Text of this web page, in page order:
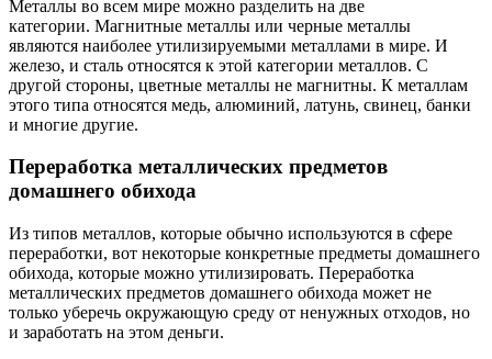
Металлы во всем мире можно разделить на две
категории. Магнитные металлы или черные металлы
являются наиболее утилизируемыми металлами в мире. И
железо, и сталь относятся к этой категории металлов. С
другой стороны, цветные металлы не магнитны. К металлам
этого типа относятся медь, алюминий, латунь, свинец, банки
и многие другие.
Переработка металлических предметов
домашнего обихода
Из типов металлов, которые обычно используются в сфере
переработки, вот некоторые конкретные предметы домашнего
обихода, которые можно утилизировать. Переработка
металлических предметов домашнего обихода может не
только уберечь окружающую среду от ненужных отходов, но
и заработать на этом деньги.